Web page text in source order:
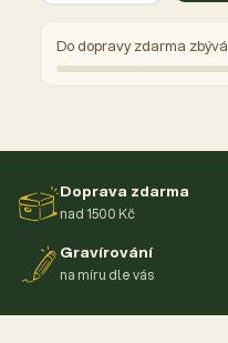
Do dopravy zdarma zbývá
Doprava zdarma
nad 1500 Kč
Gravírování
na míru dle vás